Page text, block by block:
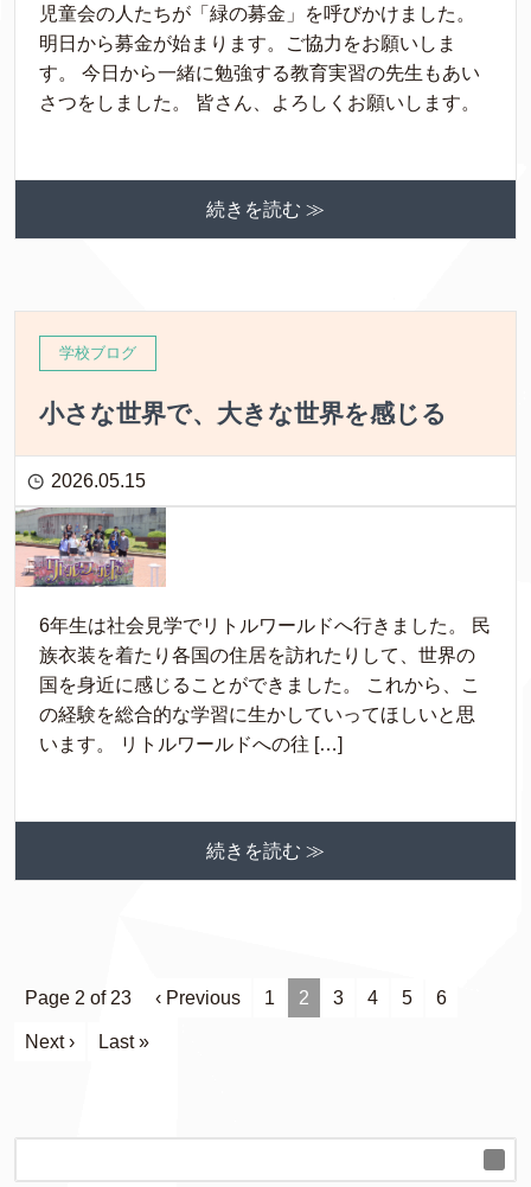
児童会の人たちが「緑の募金」を呼びかけました。
明日から募金が始まります。ご協力をお願いしま
す。 今日から一緒に勉強する教育実習の先生もあい
さつをしました。 皆さん、よろしくお願いします。
続きを読む ≫
学校ブログ
小さな世界で、大きな世界を感じる
2026.05.15
6年生は社会見学でリトルワールドへ行きました。 民
族衣装を着たり各国の住居を訪れたりして、世界の
国を身近に感じることができました。 これから、こ
の経験を総合的な学習に生かしていってほしいと思
います。 リトルワールドへの往 […]
続きを読む ≫
Page 2 of 23 ‹ Previous 1 2 3 4 5 6
Next › Last »